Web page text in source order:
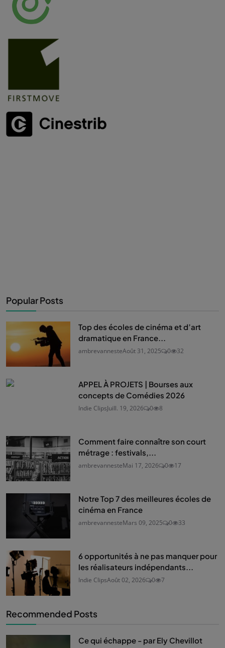
Popular Posts
Top des écoles de cinéma et d’art
dramatique en France...
ambrevannesteAoût 31, 2025 0 32
APPEL À PROJETS | Bourses aux
concepts de Comédies 2026
Indie ClipsJuill. 19, 2026 0 8
Comment faire connaître son court
métrage : festivals,...
ambrevannesteMai 17, 2026 0 17
Notre Top 7 des meilleures écoles de
cinéma en France
ambrevannesteMars 09, 2025 0 33
6 opportunités à ne pas manquer pour
les réalisateurs indépendants...
Indie ClipsAoût 02, 2026 0 7
Recommended Posts
Ce qui échappe - par Ely Chevillot